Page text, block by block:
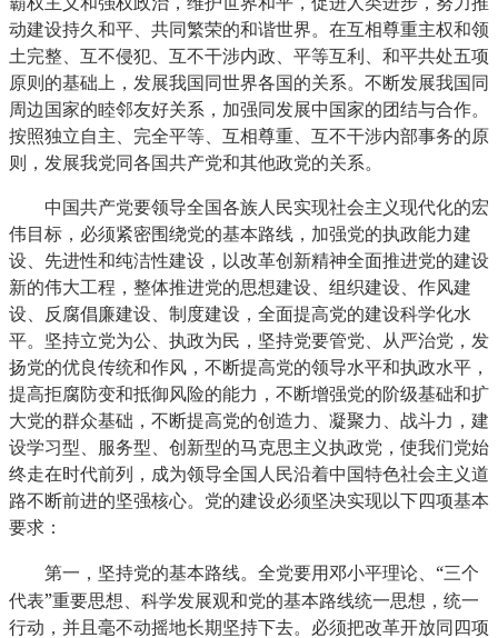
动建设持久和平、共同繁荣的和谐世界。在互相尊重主权和领
土完整、互不侵犯、互不干涉内政、平等互利、和平共处五项
原则的基础上，发展我国同世界各国的关系。不断发展我国同
周边国家的睦邻友好关系，加强同发展中国家的团结与合作。
按照独立自主、完全平等、互相尊重、互不干涉内部事务的原
则，发展我党同各国共产党和其他政党的关系。
中国共产党要领导全国各族人民实现社会主义现代化的宏
伟目标，必须紧密围绕党的基本路线，加强党的执政能力建
设、先进性和纯洁性建设，以改革创新精神全面推进党的建设
新的伟大工程，整体推进党的思想建设、组织建设、作风建
设、反腐倡廉建设、制度建设，全面提高党的建设科学化水
平。坚持立党为公、执政为民，坚持党要管党、从严治党，发
扬党的优良传统和作风，不断提高党的领导水平和执政水平，
提高拒腐防变和抵御风险的能力，不断增强党的阶级基础和扩
大党的群众基础，不断提高党的创造力、凝聚力、战斗力，建
设学习型、服务型、创新型的马克思主义执政党，使我们党始
终走在时代前列，成为领导全国人民沿着中国特色社会主义道
路不断前进的坚强核心。党的建设必须坚决实现以下四项基本
要求：
第一，坚持党的基本路线。全党要用邓小平理论、 “三个
代表”重要思想、科学发展观和党的基本路线统一思想，统一
行动，并且毫不动摇地长期坚持下去。必须把改革开放同四项